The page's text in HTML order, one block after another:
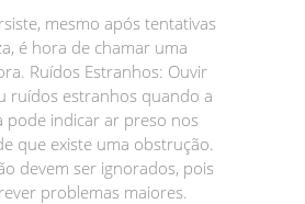
mesmo após tentativas
é hora de chamar uma
Ruídos Estranhos: Ouvir
ruídos estranhos quando a
pode indicar ar preso nos
que existe uma obstrução.
devem ser ignorados, pois
problemas maiores.